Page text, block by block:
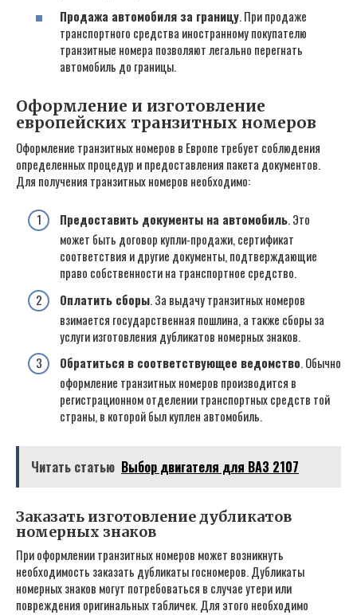
Продажа автомобиля за границу. При продаже
транспортного средства иностранному покупателю
транзитные номера позволяют легально перегнать
автомобиль до границы.
Оформление и изготовление
европейских транзитных номеров
Оформление транзитных номеров в Европе требует соблюдения
определенных процедур и предоставления пакета документов.
Для получения транзитных номеров необходимо:
Предоставить документы на автомобиль. Это
может быть договор купли-продажи, сертификат
соответствия и другие документы, подтверждающие
право собственности на транспортное средство.
Оплатить сборы. За выдачу транзитных номеров
взимается государственная пошлина, а также сборы за
услуги изготовления дубликатов номерных знаков.
Обратиться в соответствующее ведомство. Обычно
оформление транзитных номеров производится в
регистрационном отделении транспортных средств той
страны, в которой был куплен автомобиль.
Читать статью Выбор двигателя для ВАЗ 2107
Заказать изготовление дубликатов
номерных знаков
При оформлении транзитных номеров может возникнуть
необходимость заказать дубликаты госномеров. Дубликаты
номерных знаков могут потребоваться в случае утери или
повреждения оригинальных табличек. Для этого необходимо